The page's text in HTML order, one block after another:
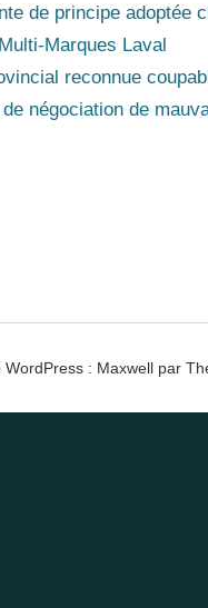
de principe adoptée
Marques Laval
reconnue
négociation de
WordPress : Maxwell par